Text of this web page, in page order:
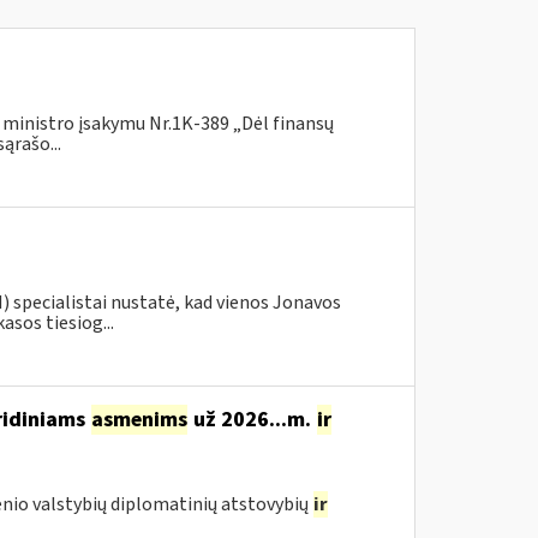
įsakymu Nr.1K-389 „Dėl finansų
specialistai nustatė, kad vienos Jonavos
tiesiog...
asmenims už 2026...m. ir
valstybių diplomatinių atstovybių ir